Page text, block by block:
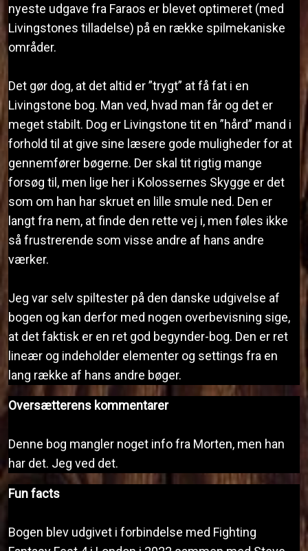
nyeste udgave fra Faraos er blevet optimeret (med
Livingstones tilladelse) på en række spilmekaniske
områder.
Det gør dog, at det altid er ”trygt” at få fat i en
Livingstone bog. Man ved, hvad man får og det er
meget stabilt. Dog er Livingstone tit en ”hård” mand i
forhold til at give sine læsere gode muligheder for at
gennemfører bøgerne. Der skal tit rigtig mange
forsøg til, men lige her i Kolossernes Skygge er det
som om han har skruet en lille smule ned. Den er
langt fra nem, at finde den rette vej i, men føles ikke
så frustrerende som visse andre af hans andre
værker.
Jeg var selv spiltester på den danske udgivelse af
bogen og kan derfor med nogen overbevisning sige,
at det faktisk er en ret god begynder-bog. Den er ret
lineær og indeholder elementer og settings fra en
lang række af hans andre bøger.
Oversætterens kommentarer
Denne bog mangler noget info fra Morten, men han
har det. Jeg ved det.
Fun facts
Bogen blev udgivet i forbindelse med Fighting